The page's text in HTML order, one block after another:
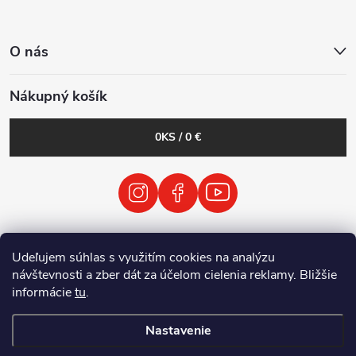
Udeľujem súhlas s využitím cookies na analýzu
návštevnosti a zber dát za účelom cielenia reklamy. Bližšie
informácietu.
Nastavenie
O nás
Nákupný košík
0KS /0 €
Zásady spracovania osobných údajov
Spätný odber vyradených elektrických zariadení / batérií